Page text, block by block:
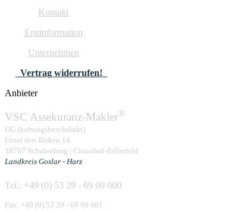
Kontakt
Erstinformation
Unternehmen
Vertrag widerrufen!
Anbieter
VSC Assekuranz-Makler®
UG (haftungsbeschränkt)
Unter den Birken 14
38707 Schulenberg | Clausthal-Zellerfeld
Landkreis Goslar - Harz
Tel.: +49 (0) 53 29 - 69 09 000
Fax: +49 (0) 53 29 - 69 09 001